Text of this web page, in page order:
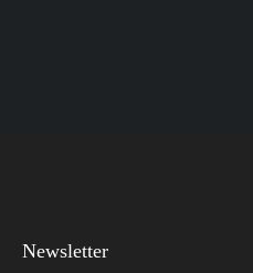
Newsletter